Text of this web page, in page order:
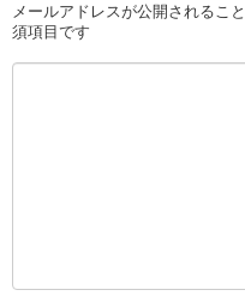
メールアドレスが公開されるこ
須項目です